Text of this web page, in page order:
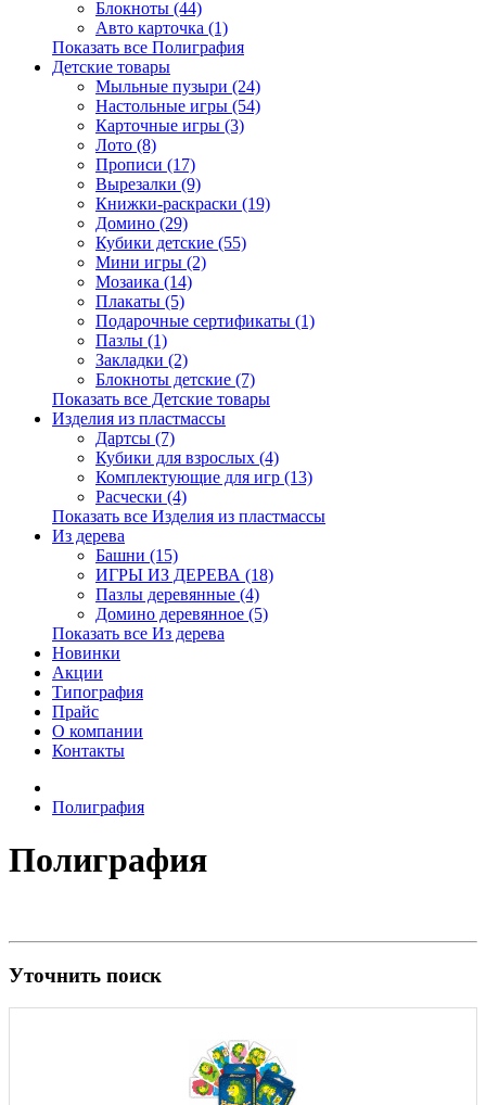
Блокноты (44)
Авто карточка (1)
Показать все Полиграфия
Детские товары
Мыльные пузыри (24)
Настольные игры (54)
Карточные игры (3)
Лото (8)
Прописи (17)
Вырезалки (9)
Книжки-раскраски (19)
Домино (29)
Кубики детские (55)
Мини игры (2)
Мозаика (14)
Плакаты (5)
Подарочные сертификаты (1)
Пазлы (1)
Закладки (2)
Блокноты детские (7)
Показать все Детские товары
Изделия из пластмассы
Дартсы (7)
Кубики для взрослых (4)
Комплектующие для игр (13)
Расчески (4)
Показать все Изделия из пластмассы
Из дерева
Башни (15)
ИГРЫ ИЗ ДЕРЕВА (18)
Пазлы деревянные (4)
Домино деревянное (5)
Показать все Из дерева
Новинки
Акции
Типография
Прайс
О компании
Контакты
Полиграфия
Полиграфия
Уточнить поиск